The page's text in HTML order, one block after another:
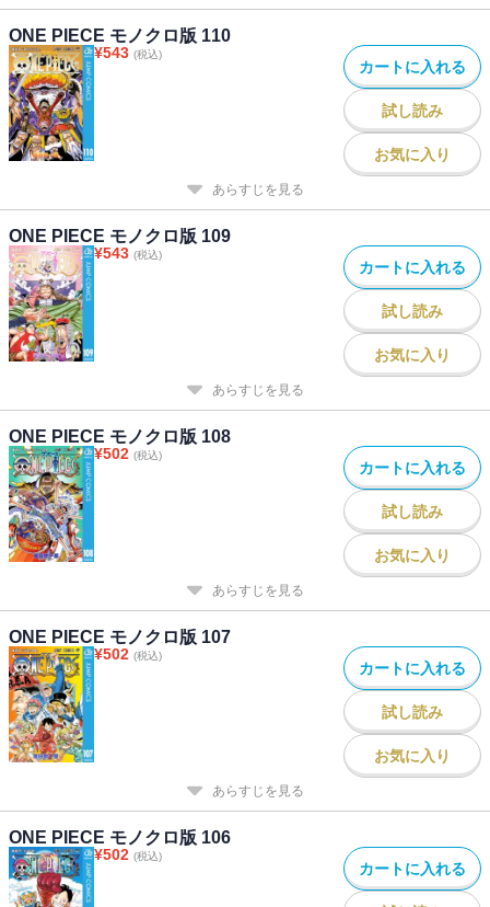
ONE PIECE モノクロ版 110
¥543 (税込)
カートに入れる
試し読み
お気に入り
あらすじを見る
ONE PIECE モノクロ版 109
¥543 (税込)
カートに入れる
試し読み
お気に入り
あらすじを見る
ONE PIECE モノクロ版 108
¥502 (税込)
カートに入れる
試し読み
お気に入り
あらすじを見る
ONE PIECE モノクロ版 107
¥502 (税込)
カートに入れる
試し読み
お気に入り
あらすじを見る
ONE PIECE モノクロ版 106
¥502 (税込)
カートに入れる